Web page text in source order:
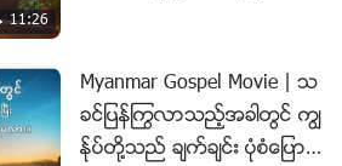
11:26
Myanmar Gospel Movie | သ
ခင္ျပန္ႂကြလာသည့္အခါတြင္ ကြၽ
န္ုပ္တို႔သည္ ခ်က္ခ်င္း ပုံစံေျပာင္းၿ